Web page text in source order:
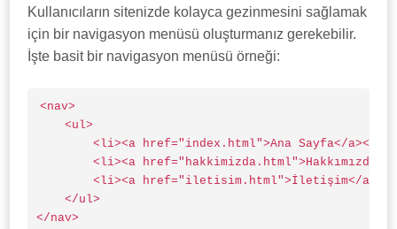
Kullanıcıların sitenizde kolayca gezinmesini sağlamak
için bir navigasyon menüsü oluşturmanız gerekebilir.
İşte basit bir navigasyon menüsü örneği:
<nav>
    <ul>
<li><a href="index.html">Ana Sayfa</a></
<li><a href="hakkimizda.html">Hakkımızda</
<li><a href="iletisim.html">İletişim</a></
    </ul>
</nav>